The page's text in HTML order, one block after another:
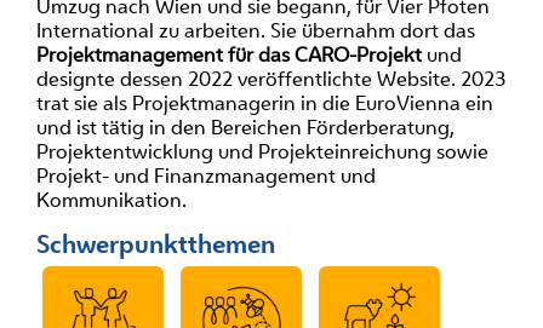
Umzug nach Wien und sie begann, für Vier Pfoten
International zu arbeiten. Sie übernahm dort das
Projektmanagement für das CARO-Projektund
designte dessen 2022 veröffentlichte Website. 2023
trat sie als Projektmanagerin in die EuroVienna ein
und ist tätig in den Bereichen Förderberatung,
Projektentwicklung und Projekteinreichung sowie
Projekt- und Finanzmanagement und
Kommunikation.
Schwerpunktthemen